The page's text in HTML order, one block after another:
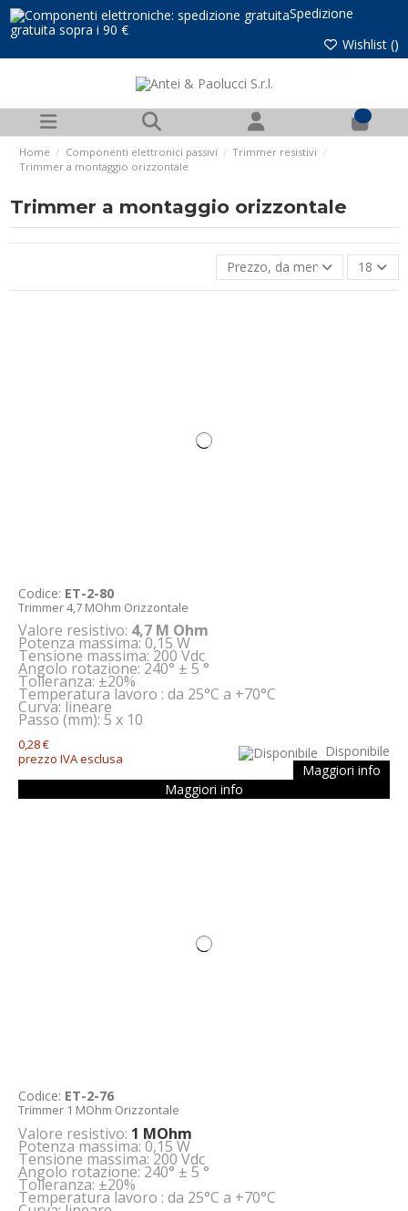
Spedizione
gratuita sopra i 90 €
Wishlist ()
Home Componenti elettronici passivi
Trimmer resistivi
Trimmer a montaggio orizzontale
Trimmer a montaggio orizzontale
Prezzo, da meno caro a più
18
Codice: ET-2-80
Trimmer 4,7 MOhm Orizzontale
Valore resistivo: 4,7 M Ohm
Potenza massima: 0,15 W
Tensione massima: 200 Vdc
Angolo rotazione: 240° ± 5 °
Tolleranza: ±20%
Temperatura lavoro : da 25°C a +70°C
Curva: lineare
Passo (mm): 5 x 10
0,28 €
prezzo IVA esclusa
Disponibile
Maggiori info
Maggiori info
Codice: ET-2-76
Trimmer 1 MOhm Orizzontale
Valore resistivo: 1 MOhm
Potenza massima: 0,15 W
Tensione massima: 200 Vdc
Angolo rotazione: 240° ± 5 °
Tolleranza: ±20%
Temperatura lavoro : da 25°C a +70°C